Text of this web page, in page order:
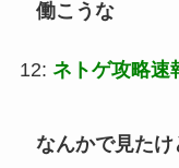
働こうな
12: ネトゲ攻略速
なんかで見た